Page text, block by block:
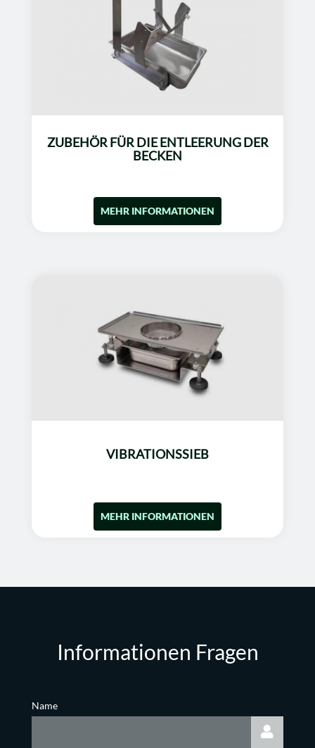
ZUBEHÖR FÜR DIE ENTLEERUNG DER
BECKEN
MEHR INFORMATIONEN
VIBRATIONSSIEB
MEHR INFORMATIONEN
Informationen Fragen
Name